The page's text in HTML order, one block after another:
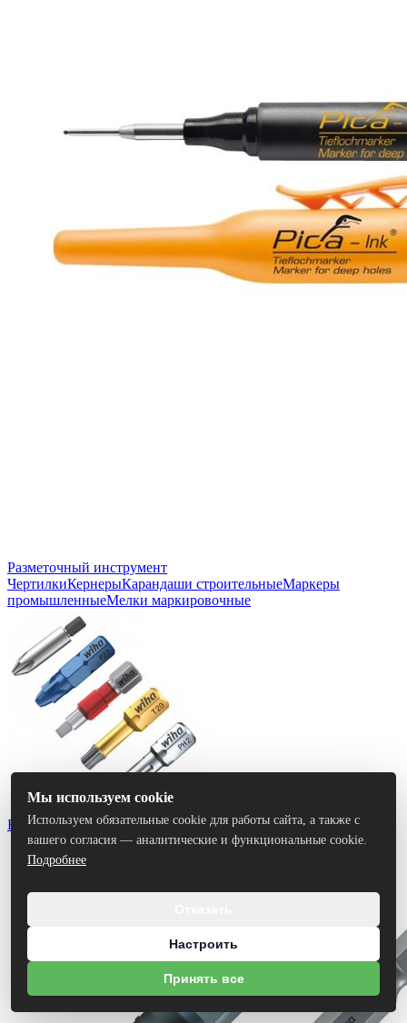
Разметочный инструмент
ЧертилкиКернерыКарандаши строительныеМаркеры
промышленныеМелки маркировочные
Биты
Мы используем cookie
Используем обязательные cookie для работы сайта, а также с
вашего согласия — аналитические и функциональные cookie.
Подробнее
Настроить
Принять все